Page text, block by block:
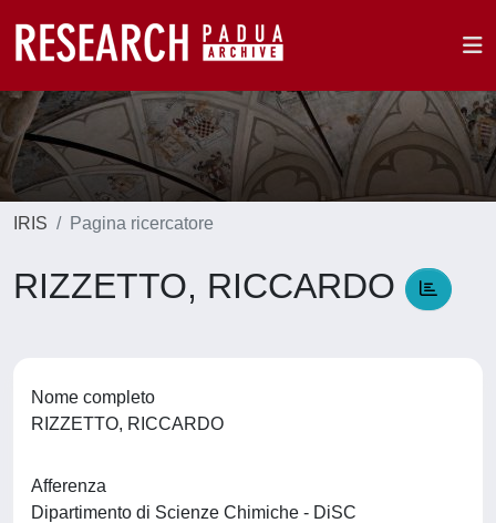
IRIS Pagina ricercatore
RIZZETTO, RICCARDO
Nome completo
RIZZETTO, RICCARDO
Afferenza
Dipartimento di Scienze Chimiche - DiSC